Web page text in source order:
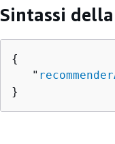
Sintassi
{
   "
}